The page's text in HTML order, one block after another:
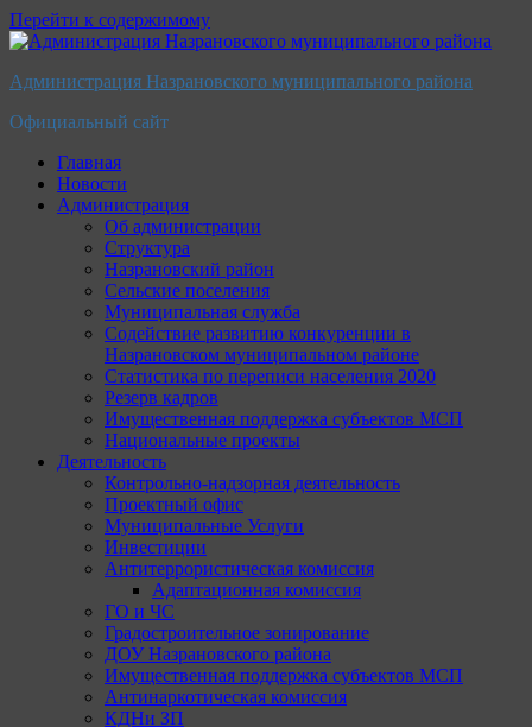
Перейти к содержимому
Администрация Назрановского муниципального района
Официальный сайт
Главная
Новости
Администрация
Об администрации
Структура
Назрановский район
Сельские поселения
Муниципальная служба
Содействие развитию конкуренции в
Назрановском муниципальном районе
Статистика по переписи населения 2020
Резерв кадров
Имущественная поддержка субъектов МСП
Национальные проекты
Деятельность
Контрольно-надзорная деятельность
Проектный офис
Муниципальные Услуги
Инвестиции
Антитеррористическая комиссия
Адаптационная комиссия
ГО и ЧС
Градостроительное зонирование
ДОУ Назрановского района
Имущественная поддержка субъектов МСП
Антинаркотическая комиссия
КДНи ЗП